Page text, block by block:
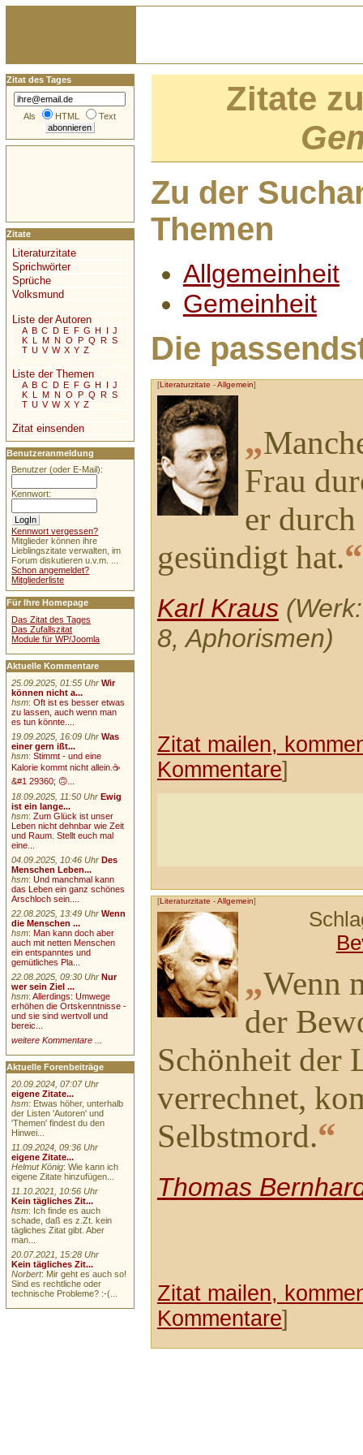
Zitate
Zu der
Themen
Allgemeinheit
Gemeinheit
Die
[Literaturzitate -Allgemein]
„
Frau
er
gesündigt hat.“
Karl Kraus
8, Aphorismen)
Zitat mailen,
Kommentare]
[Literaturzitate -Allgemein]
„Wenn
der
Schönheit der
verrechnet,
Selbstmord.“
Thomas
Zitat mailen,
Kommentare]
Zitat des Tages
Als HTML Text
Zitate
Literaturzitate
Sprichwörter
Sprüche
Volksmund
Liste der Autoren
A B C D E F G H I J
K L M N O P Q R S
T U V W X Y Z
Liste der Themen
A B C D E F G H I J
K L M N O P Q R S
T U V W X Y Z
Zitat einsenden
Benutzeranmeldung
Benutzer (oder E-Mail):
Kennwort:
Kennwort vergessen?
Mitglieder können ihre
Lieblingszitate verwalten, im
Forum diskutieren u.v.m. ...
Schon angemeldet?
Mitgliederliste
Für Ihre Homepage
Das Zitat des Tages
Das Zufallszitat
Module für WP/Joomla
Aktuelle Kommentare
25.09.2025, 01:55 Uhr Wir
können nicht a...
hsm:Oft ist es besser etwas
zu lassen, auch wenn man
es tun könnte....
19.09.2025, 16:09 Uhr Was
einer gern ißt...
hsm:Stimmt - und eine
Kalorie kommt nicht allein.☕
&#1 29360; 🙃...
18.09.2025, 11:50 Uhr Ewig
ist ein lange...
hsm:Zum Glück ist unser
Leben nicht dehnbar wie Zeit
und Raum. Stellt euch mal
eine...
04.09.2025, 10:46 Uhr Des
Menschen Leben...
hsm:Und manchmal kann
das Leben ein ganz schönes
Arschloch sein....
22.08.2025, 13:49 Uhr Wenn
die Menschen ...
hsm:Man kann doch aber
auch mit netten Menschen
ein entspanntes und
gemütliches Pla...
22.08.2025, 09:30 Uhr Nur
wer sein Ziel ...
hsm:Allerdings: Umwege
erhöhen die Ortskenntnisse -
und sie sind wertvoll und
bereic...
weitere Kommentare ...
Aktuelle Forenbeiträge
20.09.2024, 07:07 Uhr
eigene Zitate...
hsm: Etwas höher, unterhalb
der Listen 'Autoren' und
'Themen' findest du den
Hinwei...
11.09.2024, 09:36 Uhr
eigene Zitate...
Helmut König: Wie kann ich
eigene Zitate hinzufügen...
11.10.2021, 10:56 Uhr
Kein tägliches Zit...
hsm: Ich finde es auch
schade, daß es z.Zt. kein
tägliches Zitat gibt. Aber
man...
20.07.2021, 15:28 Uhr
Kein tägliches Zit...
Norbert: Mir geht es auch so!
Sind es rechtliche oder
technische Probleme? :-(...